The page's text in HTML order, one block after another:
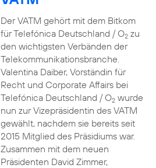
Der VATM gehört mit dem Bitkom
für Telefónica Deutschland / O2zu
den wichtigsten Verbänden der
Telekommunikationsbranche.
Valentina Daiber, Vorständin für
Recht und Corporate Affairs bei
Telefónica Deutschland / O2wurde
nun zur Vizepräsidentin des VATM
gewählt, nachdem sie bereits seit
2015 Mitglied des Präsidiums war.
Zusammen mit dem neuen
Präsidenten David Zimmer,